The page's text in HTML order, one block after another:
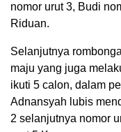
nomor urut 3, Budi
Riduan.
Selanjutnya
maju yang juga
ikuti 5 calon, dalam
Adnansyah lubis
2 selanjutnya nomor